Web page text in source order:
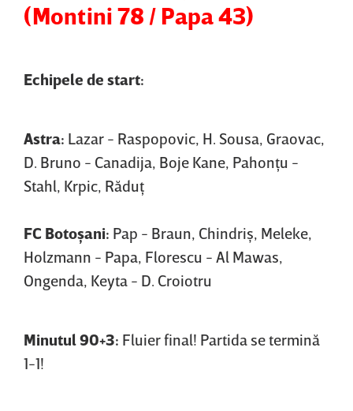
(Montini 78 / Papa 43)
Echipele de start:
Astra: Lazar - Raspopovic, H. Sousa, Graovac,
D. Bruno - Canadija, Boje Kane, Pahonţu -
Stahl, Krpic, Răduţ
FC Botoşani: Pap - Braun, Chindriş, Meleke,
Holzmann - Papa, Florescu - Al Mawas,
Ongenda, Keyta - D. Croiotru
Minutul 90+3: Fluier final! Partida se termină
1-1!